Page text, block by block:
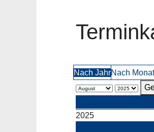
Nach JahrNach Monat
2025